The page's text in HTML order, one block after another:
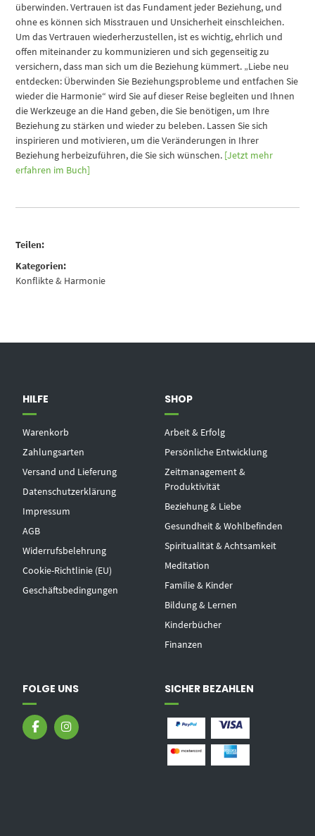
überwinden. Vertrauen ist das Fundament jeder Beziehung, und
ohne es können sich Misstrauen und Unsicherheit einschleichen.
Um das Vertrauen wiederherzustellen, ist es wichtig, ehrlich und
offen miteinander zu kommunizieren und sich gegenseitig zu
versichern, dass man sich um die Beziehung kümmert. „Liebe neu
entdecken: Überwinden Sie Beziehungsprobleme und entfachen Sie
wieder die Harmonie“ wird Sie auf dieser Reise begleiten und Ihnen
die Werkzeuge an die Hand geben, die Sie benötigen, um Ihre
Beziehung zu stärken und wieder zu beleben. Lassen Sie sich
inspirieren und motivieren, um die Veränderungen in Ihrer
Beziehung herbeizuführen, die Sie sich wünschen. [Jetzt mehr
erfahren im Buch]
Teilen:
Kategorien:
Konflikte & Harmonie
HILFE
Warenkorb
Zahlungsarten
Versand und Lieferung
Datenschutzerklärung
Impressum
AGB
Widerrufsbelehrung
Cookie-Richtlinie (EU)
Geschäftsbedingungen
SHOP
Arbeit & Erfolg
Persönliche Entwicklung
Zeitmanagement &
Produktivität
Beziehung & Liebe
Gesundheit & Wohlbefinden
Spiritualität & Achtsamkeit
Meditation
Familie & Kinder
Bildung & Lernen
Kinderbücher
Finanzen
FOLGE UNS SICHER BEZAHLEN